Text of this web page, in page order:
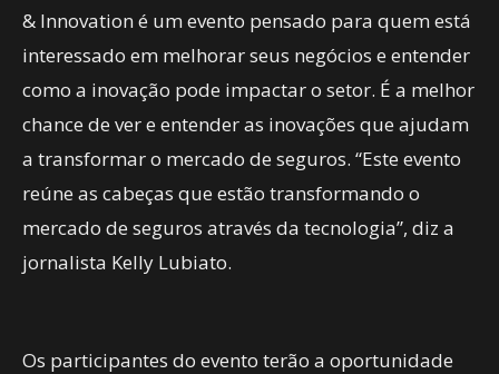
& Innovation é um evento pensado para quem está
interessado em melhorar seus negócios e entender
como a inovação pode impactar o setor. É a melhor
chance de ver e entender as inovações que ajudam
a transformar o mercado de seguros. “Este evento
reúne as cabeças que estão transformando o
mercado de seguros através da tecnologia”, diz a
jornalista Kelly Lubiato.
Os participantes do evento terão a oportunidade